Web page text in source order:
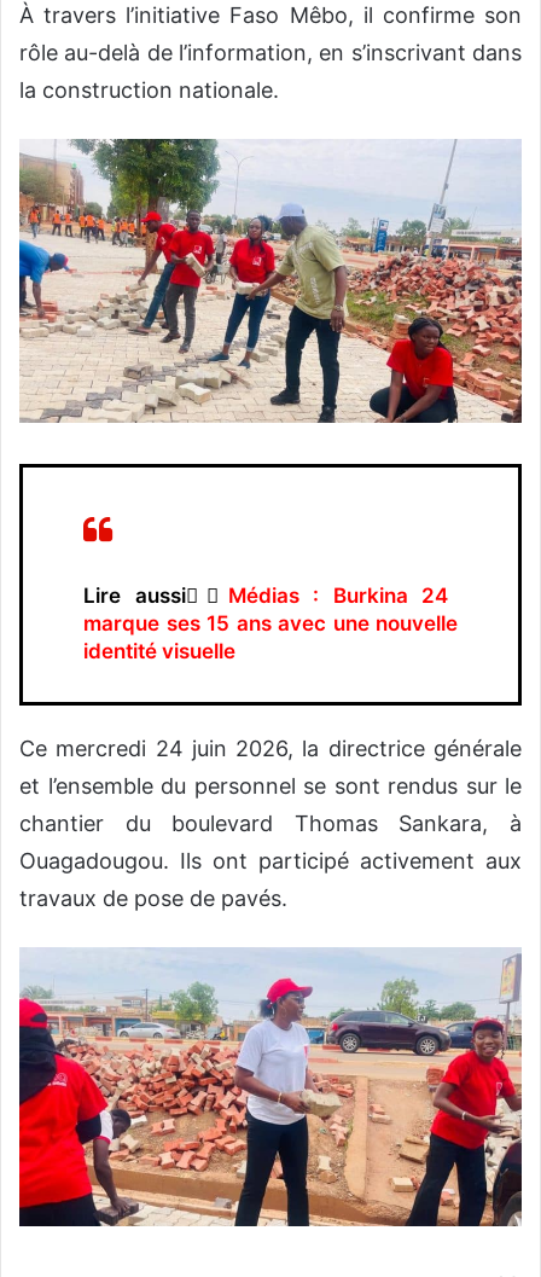
À travers l’initiative Faso Mêbo, il confirme son
rôle au-delà de l’information, en s’inscrivant dans
la construction nationale.
Lire aussi👉🏿 Médias : Burkina 24
marque ses 15 ans avec une nouvelle
identité visuelle
Ce mercredi 24 juin 2026, la directrice générale
et l’ensemble du personnel se sont rendus sur le
chantier du boulevard Thomas Sankara, à
Ouagadougou. Ils ont participé activement aux
travaux de pose de pavés.